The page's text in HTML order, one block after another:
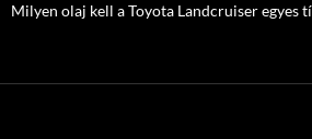
Milyen olaj kell a Toyota Landcruiser egyes